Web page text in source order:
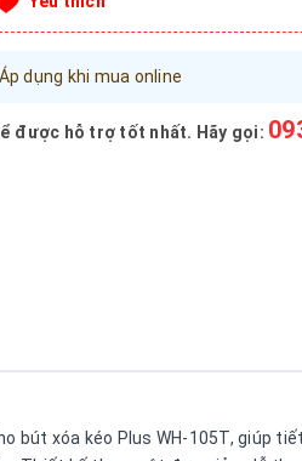
Áp dụng khi mua online
được hỗ trợ tốt nhất. Hãy gọi:
bút xóa kéo Plus WH-105T, giúp